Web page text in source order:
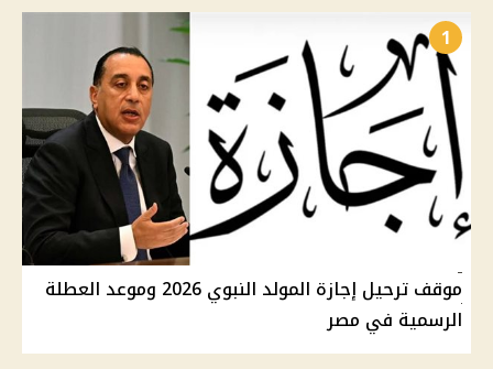
1
موقف ترحيل إجازة المولد النبوي 2026 وموعد العطلة
الرسمية في مصر